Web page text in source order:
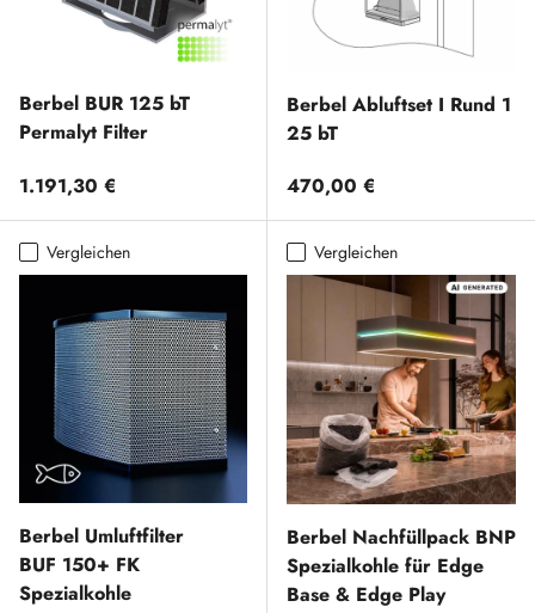
Berbel BUR 125 bT
Permalyt Filter
Normaler Preis
1.191,30 €
Berbel Abluftset I Rund 1
25 bT
Normaler Preis
470,00 €
Vergleichen
Berbel Umluftfilter
BUF 150+ FK
Spezialkohle
Vergleichen
Berbel Nachfüllpack BNP
Spezialkohle für Edge
Base & Edge Play